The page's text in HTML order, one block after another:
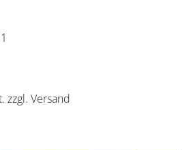
zzgl. Versand